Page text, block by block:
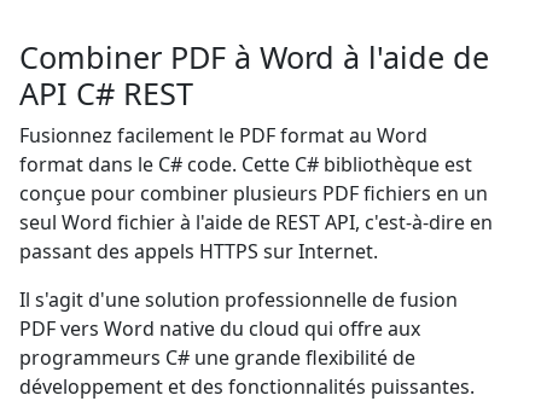
Combiner PDF à Word à l'aide de
API C# REST
Fusionnez facilement le PDF format au Word
format dans le C# code. Cette C# bibliothèque est
conçue pour combiner plusieurs PDF fichiers en un
seul Word fichier à l'aide de REST API, c'est-à-dire en
passant des appels HTTPS sur Internet.
Il s'agit d'une solution professionnelle de fusion
PDF vers Word native du cloud qui offre aux
programmeurs C# une grande flexibilité de
développement et des fonctionnalités puissantes.